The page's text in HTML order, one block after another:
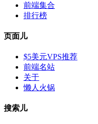
前端集合
排行榜
页面儿
$5美元VPS推荐
前端名站
关于
懒人火锅
搜索儿